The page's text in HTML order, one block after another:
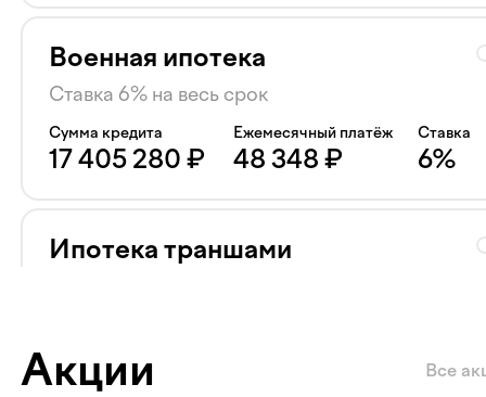
Военная ипотека
Ставка 6% на весь срок
Сумма кредита
17 405 280 ₽
Ежемесячный платёж
48 348 ₽
Ставка
6%
Ипотека траншами
Все
Акции